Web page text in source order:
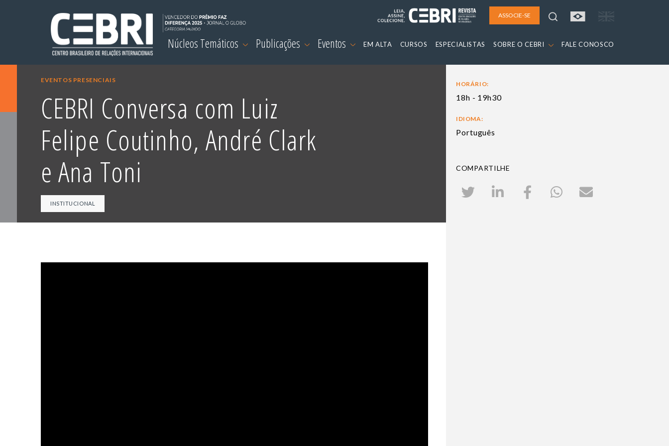
ASSOCIE-SE
Núcleos Temáticos Publicações Eventos EM ALTA CURSOS ESPECIALISTAS SOBRE O CEBRI FALE CONOSCO
EVENTOS PRESENCIAIS
CEBRI Conversa com Luiz
Felipe Coutinho, André Clark
e Ana Toni
INSTITUCIONAL
HORÁRIO:
18h - 19h30
IDIOMA:
Português
COMPARTILHE